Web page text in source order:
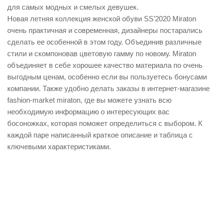
для самых модных и смелых девушек.
Новая летняя коллекция женской обуви SS’2020 Miraton
очень практичная и современная, дизайнеры постарались
сделать ее особенной в этом году. Объединив различные
стили и скомпоновав цветовую гамму по новому. Miraton
объединяет в себе хорошее качество материала по очень
выгодным ценам, особенно если вы пользуетесь бонусами
компании. Также удобно делать заказы в интернет-магазине
fashion-market miraton, где вы можете узнать всю
необходимую информацию о интересующих вас
босоножках, которая поможет определиться с выбором. К
каждой паре написанный краткое описание и таблица с
ключевыми характеристиками.